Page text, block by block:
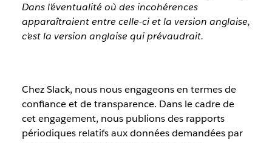
Dans l’éventualité où des incohérences
apparaîtraient entre celle-ci et la version anglaise,
c’est la version anglaise qui prévaudrait.
Chez Slack, nous nous engageons en termes de
confiance et de transparence. Dans le cadre de
cet engagement, nous publions des rapports
périodiques relatifs aux données demandées par